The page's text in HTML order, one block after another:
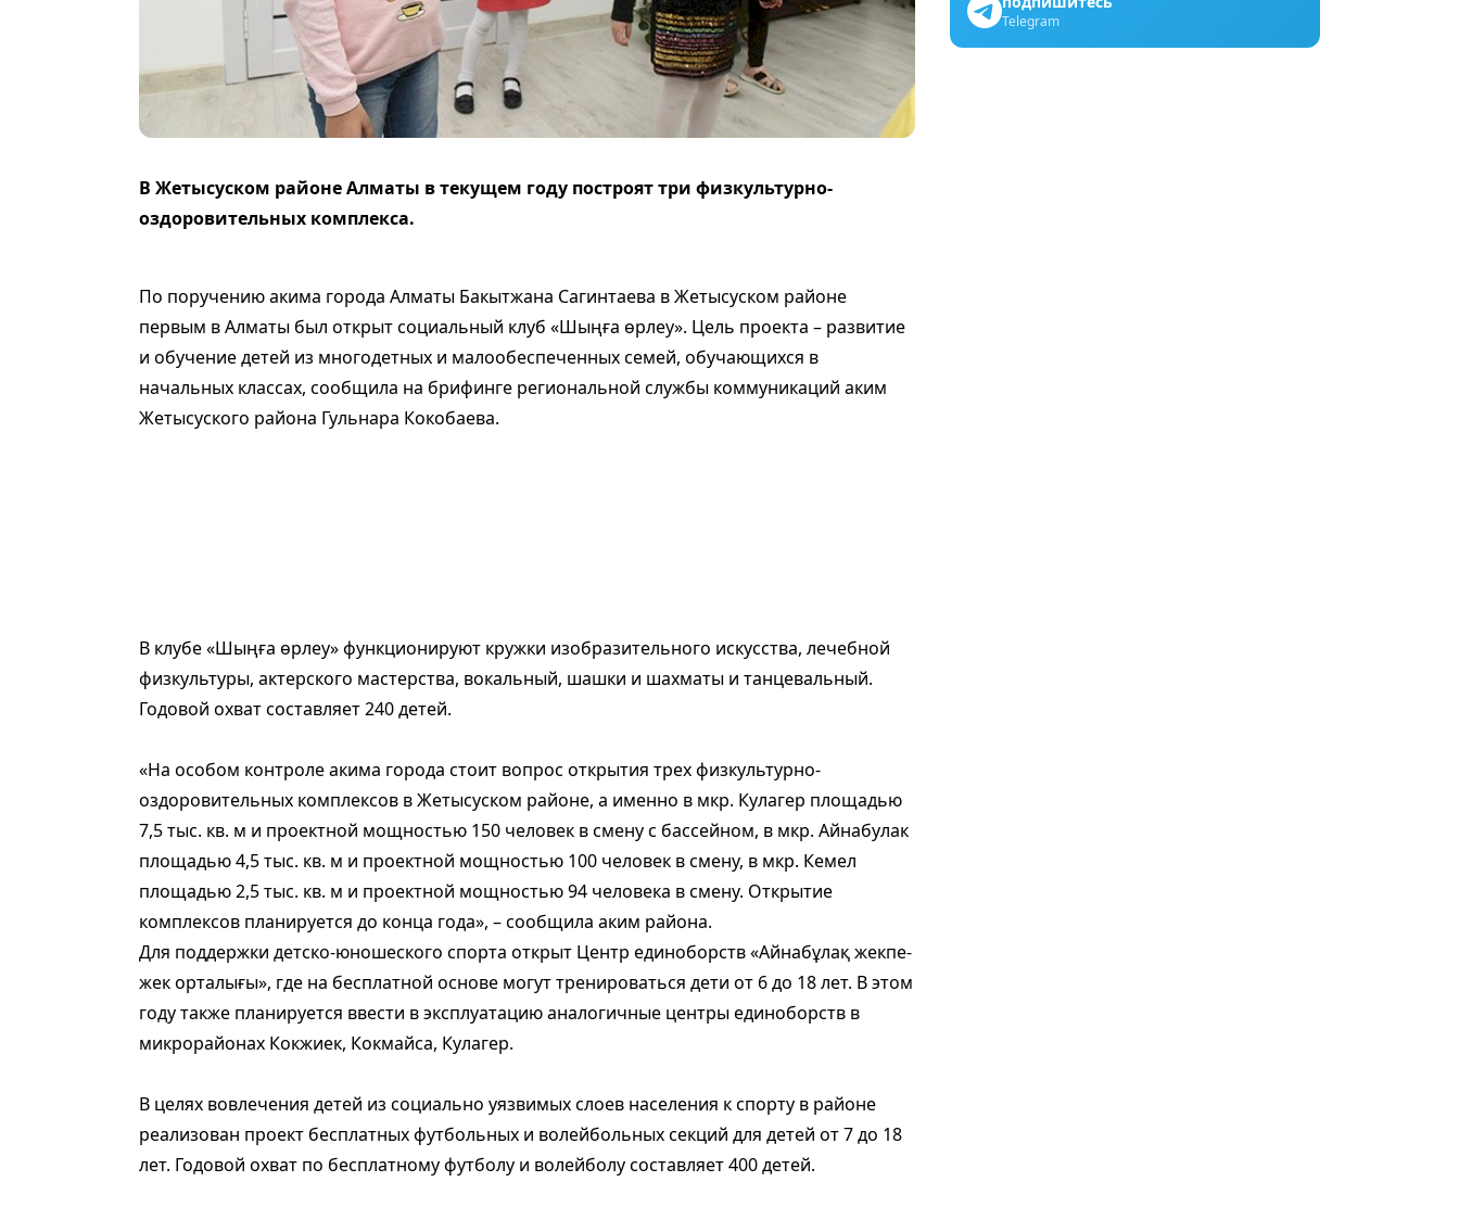
В Жетысуском районе Алматы в текущем году построят три физкультурно-
оздоровительных комплекса.
По поручению акима города Алматы Бакытжана Сагинтаева в Жетысуском районе
первым в Алматы был открыт социальный клуб «Шыңға өрлеу». Цель проекта – развитие
и обучение детей из многодетных и малообеспеченных семей, обучающихся в
начальных классах, сообщила на брифинге региональной службы коммуникаций аким
Жетысуского района Гульнара Кокобаева.
В клубе «Шыңға өрлеу» функционируют кружки изобразительного искусства, лечебной
физкультуры, актерского мастерства, вокальный, шашки и шахматы и танцевальный.
Годовой охват составляет 240 детей.
«На особом контроле акима города стоит вопрос открытия трех физкультурно-
оздоровительных комплексов в Жетысуском районе, а именно в мкр. Кулагер площадью
7,5 тыс. кв. м и проектной мощностью 150 человек в смену с бассейном, в мкр. Айнабулак
площадью 4,5 тыс. кв. м и проектной мощностью 100 человек в смену, в мкр. Кемел
площадью 2,5 тыс. кв. м и проектной мощностью 94 человека в смену. Открытие
комплексов планируется до конца года», – сообщила аким района.
Для поддержки детско-юношеского спорта открыт Центр единоборств «Айнабұлақ жекпе-
жек орталығы», где на бесплатной основе могут тренироваться дети от 6 до 18 лет. В этом
году также планируется ввести в эксплуатацию аналогичные центры единоборств в
микрорайонах Кокжиек, Кокмайса, Кулагер.
В целях вовлечения детей из социально уязвимых слоев населения к спорту в районе
реализован проект бесплатных футбольных и волейбольных секций для детей от 7 до 18
лет. Годовой охват по бесплатному футболу и волейболу составляет 400 детей.
Telegram